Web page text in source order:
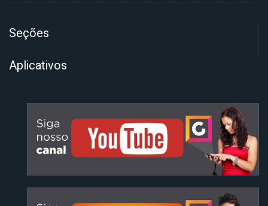
Seções
Aplicativos